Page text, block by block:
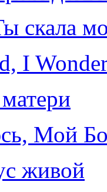
скала
I
Мой
живой